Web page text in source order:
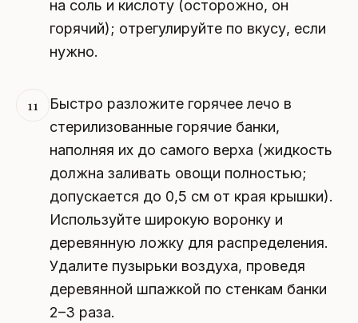
на соль и кислоту (осторожно, он
горячий); отрегулируйте по вкусу, если
нужно.
11
Быстро разложите горячее лечо в
стерилизованные горячие банки,
наполняя их до самого верха (жидкость
должна заливать овощи полностью;
допускается до 0,5 см от края крышки).
Используйте широкую воронку и
деревянную ложку для распределения.
Удалите пузырьки воздуха, проведя
деревянной шпажкой по стенкам банки
2–3 раза.